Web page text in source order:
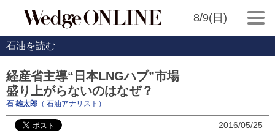
8/9(日)
石油を読む
経産省主導“日本LNGハブ”市場
盛り上がらないのはなぜ？
石 雄太郎 （ 石油アナリスト）
2016/05/25